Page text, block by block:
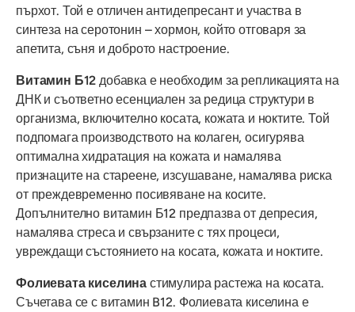
пърхот. Той е отличен антидепресант и участва в
синтеза на серотонин – хормон, който отговаря за
апетита, съня и доброто настроение.
Витамин Б12 добавка е необходим за репликацията на
ДНК и съответно есенциален за редица структури в
организма, включително косата, кожата и ноктите. Той
подпомага производството на колаген, осигурява
оптимална хидратация на кожата и намалява
признаците на стареене, изсушаване, намалява риска
от преждевременно посивяване на косите.
Допълнително витамин Б12 предпазва от депресия,
намалява стреса и свързаните с тях процеси,
увреждащи състоянието на косата, кожата и ноктите.
Фолиевата киселина стимулира растежа на косата.
Съчетава се с витамин B12. Фолиевата киселина е